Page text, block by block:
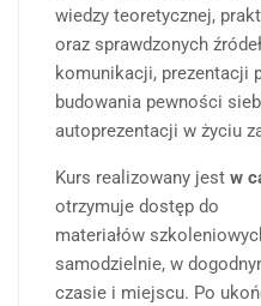
wiedzy teoretycznej,
oraz sprawdzonych
komunikacji, prezentacji
budowania pewności
autoprezentacji w życiu
Kurs realizowany jest w
otrzymuje dostęp do
materiałów
samodzielnie, w
czasie i miejscu. Po